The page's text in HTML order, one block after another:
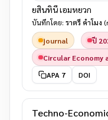
ยสินทินี เอมหยวก
บันทึกโดย: ราตรี คำโมง
journal
ปี
Circular Economy
APA 7
DOI